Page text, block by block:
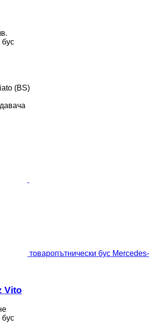
бус
(BS)
товаропътнически бус Mercedes-
Vito
бус